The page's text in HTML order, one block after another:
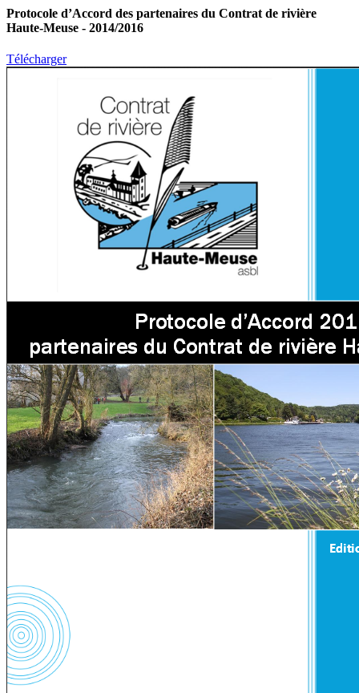
Protocole d’Accord des partenaires du Contrat de rivière
Haute-Meuse - 2014/2016
Télécharger